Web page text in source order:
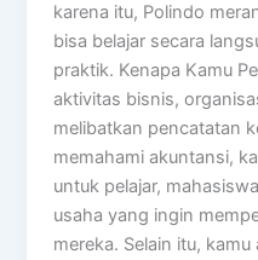
karena itu, Polindo
bisa belajar secara
praktik. Kenapa Kamu
aktivitas bisnis,
melibatkan pencatatan
memahami akuntansi,
untuk pelajar,
usaha yang ingin
mereka. Selain itu,